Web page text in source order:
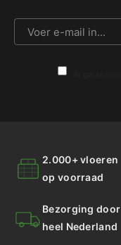
2.000+ vloeren
op voorraad
Bezorging door
heel Nederland